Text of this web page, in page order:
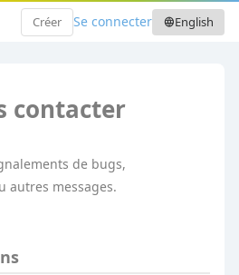
Créer Se connecter languageEnglish
contacter
de bugs,
autres messages.